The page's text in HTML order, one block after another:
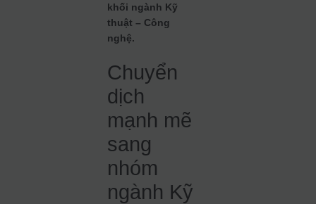
khối ngành Kỹ
thuật – Công
nghệ.
Chuyển
dịch
mạnh mẽ
sang
nhóm
ngành Kỹ